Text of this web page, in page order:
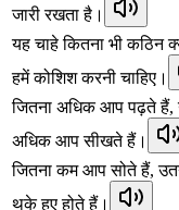
जारी रखता है।
यह चाहे कितना भी कठिन
हमें कोशिश करनी चाहिए।
जितना अधिक आप पढ़ते हैं,
अधिक आप सीखते हैं।
जितना कम आप सोते हैं,
थके हुए होते हैं।